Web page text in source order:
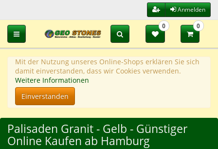
Anmelden
Toggle navigation
0 0
Mit der Nutzung unseres Online-Shops erklären Sie sich
damit einverstanden, dass wir Cookies verwenden.
Weitere Informationen
Einverstanden
Palisaden Granit - Gelb - Günstiger
Online Kaufen ab Hamburg